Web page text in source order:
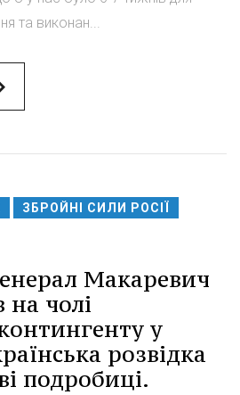
та виконан...
ЗБРОЙНІ СИЛИ РОСІЇ
Макаревич
на чолі
у
розвідка
подробиці.